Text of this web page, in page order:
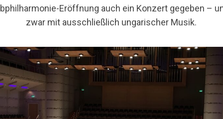
Eröffnung auch ein Konzert gegeben –
zwar mit ausschließlich ungarischer Musik.